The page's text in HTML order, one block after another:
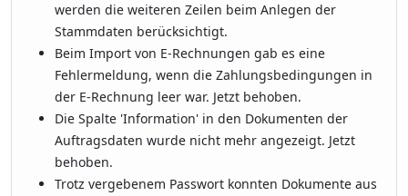
werden die weiteren Zeilen beim Anlegen der
Stammdaten berücksichtigt.
Beim Import von E-Rechnungen gab es eine
Fehlermeldung, wenn die Zahlungsbedingungen in
der E-Rechnung leer war. Jetzt behoben.
Die Spalte 'Information' in den Dokumenten der
Auftragsdaten wurde nicht mehr angezeigt. Jetzt
behoben.
Trotz vergebenem Passwort konnten Dokumente aus